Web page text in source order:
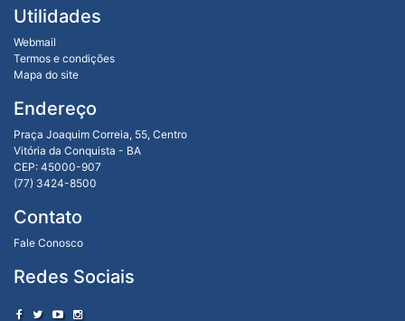
Utilidades
Webmail
Termos e condições
Mapa do site
Endereço
Praça Joaquim Correia, 55, Centro
Vitória da Conquista - BA
CEP: 45000-907
(77) 3424-8500
Contato
Fale Conosco
Redes Sociais